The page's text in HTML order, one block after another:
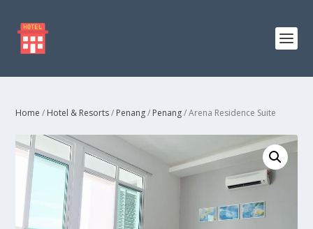
Home / Hotel & Resorts/ Penang/ Penang/ Arena Residence Suite